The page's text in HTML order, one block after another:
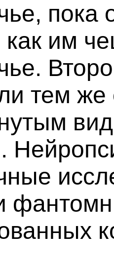
пока
как им
тем же